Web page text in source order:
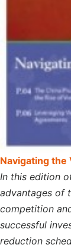
Navigating the
In this edition
advantages of
competition
successful
reduction